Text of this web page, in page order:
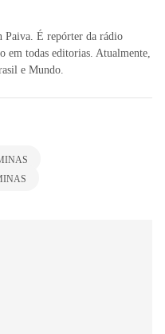
Paiva. É repórter da rádio
em todas editorias. Atualmente,
e Mundo.